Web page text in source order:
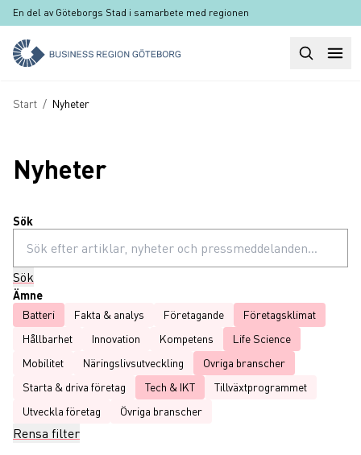
Hoppa till huvudinnehåll
En del av Göteborgs Stad i samarbete med regionen
Sök
Länkstig
Start / Nyheter
Nyheter
Sök
Sök
Ämne
Batteri
Fakta & analys Företagande
Företagsklimat
Hållbarhet
Innovation Kompetens
Life Science
Mobilitet
Näringslivsutveckling
Ovriga branscher
Starta & driva företag
Tech & IKT
Tillväxtprogrammet
Utveckla företag
Övriga branscher
Rensa filter